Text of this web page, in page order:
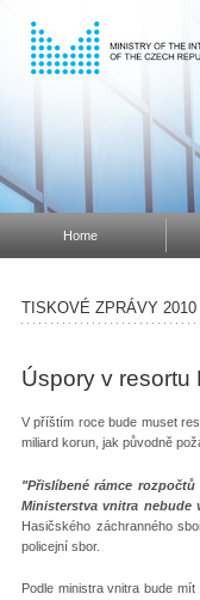
Home
TISKOVÉ ZPRÁVY 2010
Úspory v resortu
V příštím roce bude muset
miliard korun, jak původně
"Přislíbené rámce
Ministerstva vnitra nebude
Hasičského záchranného
policejní sbor.
Podle ministra vnitra bude